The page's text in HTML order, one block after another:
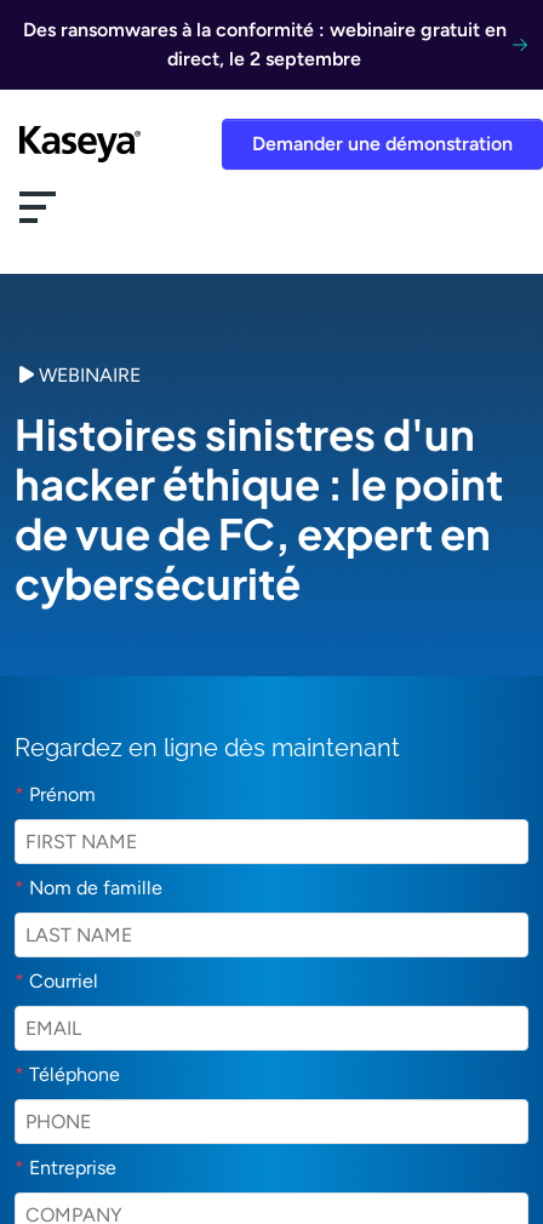
Des ransomwares à la conformité : webinaire gratuit en
direct, le 2 septembre
Demander une démonstration
WEBINAIRE
Histoires sinistres d'un
hacker éthique : le point
de vue de FC, expert en
cybersécurité
Regardez en ligne dès maintenant
* Prénom
* Nom de famille
* Courriel
* Téléphone
* Entreprise